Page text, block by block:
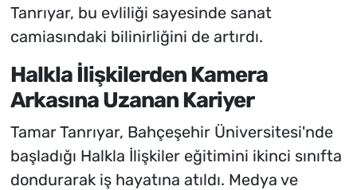
Tanrıyar, bu evliliği sayesinde sanat
camiasındaki bilinirliğini de artırdı.
Halkla İlişkilerden Kamera
Arkasına Uzanan Kariyer
Tamar Tanrıyar, Bahçeşehir Üniversitesi'nde
başladığı Halkla İlişkiler eğitimini ikinci sınıfta
dondurarak iş hayatına atıldı. Medya ve